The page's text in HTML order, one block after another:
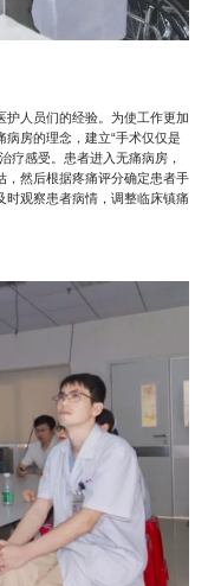
人员们的经验。为使工作更加
房的理念，建立“手术仅仅是
疗感受。患者进入无痛病房，
，然后根据疼痛评分确定患者手
时观察患者病情，调整临床镇痛